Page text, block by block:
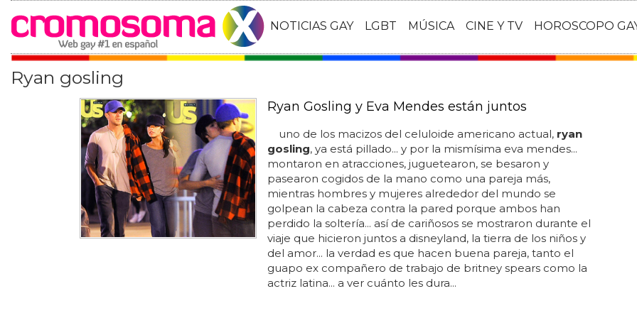
NOTICIAS GAY LGBT MÚSICA CINE Y TV HOROSCOPO
Ryan gosling
Ryan Gosling y Eva Mendes están juntos
uno de los macizos del celuloide americano actual, ryan
gosling, ya está pillado... y por la mismísima eva mendes...
montaron en atracciones, juguetearon, se besaron y
pasearon cogidos de la mano como una pareja más,
mientras hombres y mujeres alrededor del mundo se
golpean la cabeza contra la pared porque ambos han
perdido la soltería... así de cariñosos se mostraron durante el
viaje que hicieron juntos a disneyland, la tierra de los niños y
del amor... la verdad es que hacen buena pareja, tanto el
guapo ex compañero de trabajo de britney spears como la
actriz latina... a ver cuánto les dura...